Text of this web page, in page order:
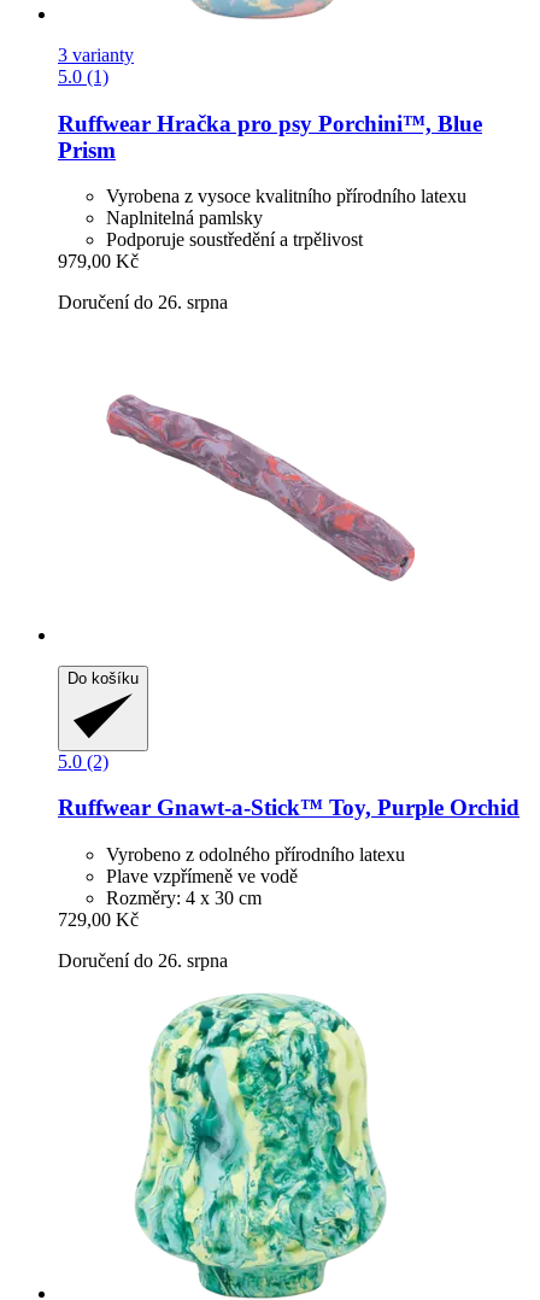
3 varianty
5.0 (1)
Ruffwear Hračka pro psy Porchini™, Blue
Prism
Vyrobena z vysoce kvalitního přírodního latexu
Naplnitelná pamlsky
Podporuje soustředění a trpělivost
979,00 Kč
Doručení do 26. srpna
Do košíku
5.0 (2)
Ruffwear Gnawt-​a-​Stick™ Toy, Purple Orchid
Vyrobeno z odolného přírodního latexu
Plave vzpřímeně ve vodě
Rozměry: 4 x 30 cm
729,00 Kč
Doručení do 26. srpna